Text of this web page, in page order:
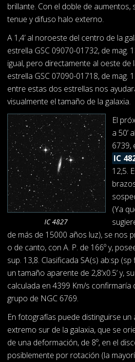
brillante. Con el doble de aumentos,
tenue y difuso halo externo.
A 1,4’ al noroeste del centro de la
estrella GSC 09070-01732, de mag.
igual, pero directamente al oeste de
estrella GSC 07090-01718, de mag.
entre estas dos estrellas nos
visualmente el tamaño de la galaxia.
IC 4827
El
a 50’
6739,
IC
12,5.
(Ya
de más de 15000 años luz), se nos
o de canto, con A. P. de 166º y,
sup. 13,8. Clasificada SA(s) ab:sp
un tamaño aparente de 2,8’x0.5’ y,
calculada en 4399 Km/s confirmaría
grupo de NGC 6769.
En fotografías puede distinguirse un
extremo sur de la galaxia, que se
de una deformación, de 8º, en el
posiblemente por rotación (la